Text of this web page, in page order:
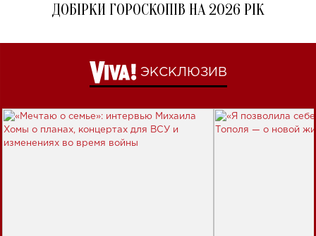
ДОБІРКИ ГОРОСКОПІВ НА 2026 РІК
ЭКСКЛЮЗИВ